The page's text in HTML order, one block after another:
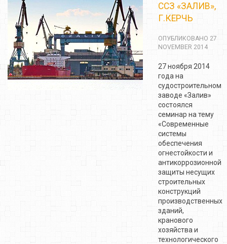
ССЗ «ЗАЛИВ»,
Г.КЕРЧЬ
ОПУБЛИКОВАНО 27
NOVEMBER 2014
27 ноября 2014
года на
судостроительном
заводе «Залив»
состоялся
семинар на тему
«Современные
системы
обеспечения
огнестойкости и
антикоррозионной
защиты несущих
строительных
конструкций
производственных
зданий,
кранового
хозяйства и
технологического